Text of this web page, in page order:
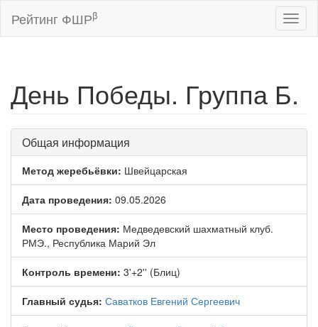
Рейтинг ФШРβ
День Победы. Группа Б.
Общая информация
Метод жеребьёвки: Швейцарская
Дата проведения: 09.05.2026
Место проведения: Медведевский шахматный клуб.
РМЭ., Республика Марий Эл
Контроль времени: 3'+2'' (Блиц)
Главный судья: Саватков Евгений Сергеевич